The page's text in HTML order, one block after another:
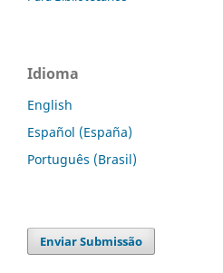
Idioma
English
Español (España)
Português (Brasil)
Enviar Submissão